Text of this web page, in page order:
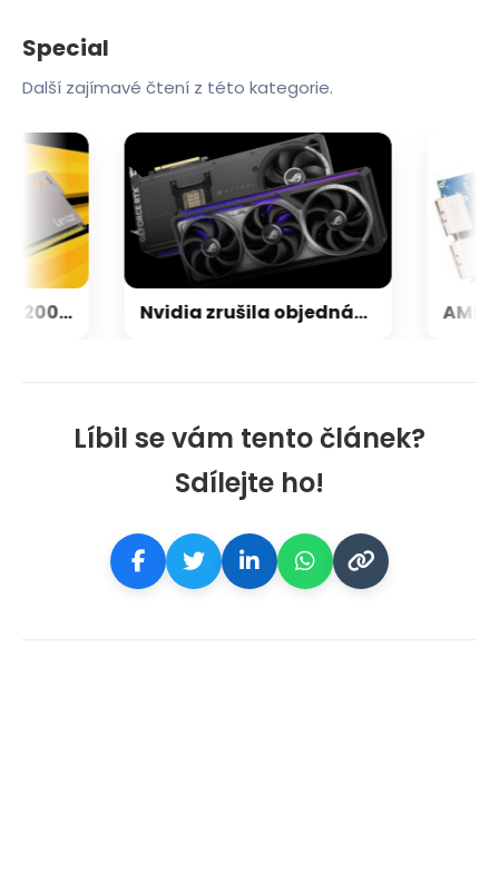
Líbil se vám tento článek?
Sdílejte ho!
Special
Další zajímavé čtení z této kategorie.
Lexar uvádí DDR5-7200 v 32GB kitu s čipy od čínské CXMT, vyjdou na ~15500 Kč Nvidia zrušila objednávku GeForce RTX 5090 za $4600, Asus ji prý dodá za $5200